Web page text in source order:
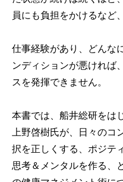
員にも負担をかけるなど
仕事経験があり、どんな
ンディションが悪ければ
スを発揮できません。
本書では、船井総研をは
上野啓樹氏が、日々のコ
択を正しくする、ポジテ
思考＆メンタルを作る、